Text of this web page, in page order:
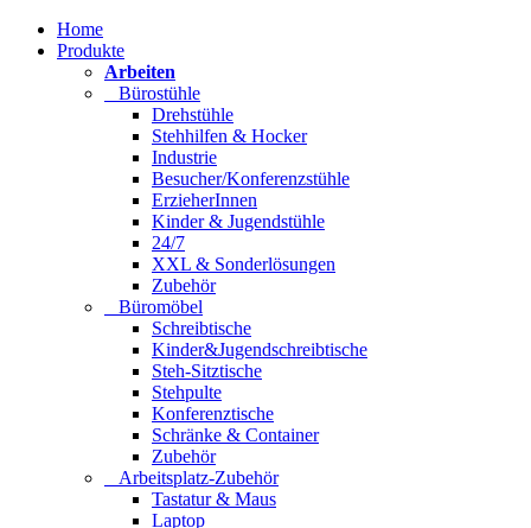
Home
Produkte
Arbeiten
Bürostühle
Drehstühle
Stehhilfen & Hocker
Industrie
Besucher/Konferenzstühle
ErzieherInnen
Kinder & Jugendstühle
24/7
XXL & Sonderlösungen
Zubehör
Büromöbel
Schreibtische
Kinder&Jugendschreibtische
Steh-Sitztische
Stehpulte
Konferenztische
Schränke & Container
Zubehör
Arbeitsplatz-Zubehör
Tastatur & Maus
Laptop